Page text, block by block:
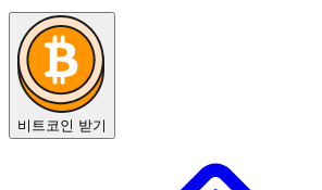
비트코인 받기